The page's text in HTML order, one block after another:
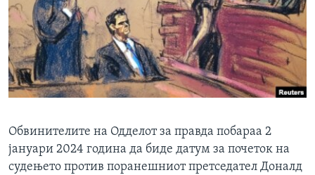
ИНТЕРВЈУА
Јазици
Обвинителите на Одделот за правда побараа 2
јануари 2024 година да биде датум за почеток на
судењето против поранешниот претседател Доналд